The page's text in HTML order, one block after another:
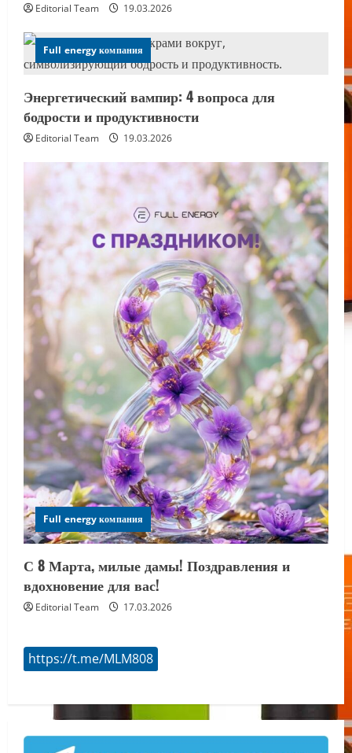
Editorial Team 19.03.2026
Full energy компания
Энергетический вампир: 4 вопроса для
бодрости и продуктивности
Editorial Team 19.03.2026
Full energy компания
С 8 Марта, милые дамы! Поздравления и
вдохновение для вас!
Editorial Team 17.03.2026
https://t.me/MLM808